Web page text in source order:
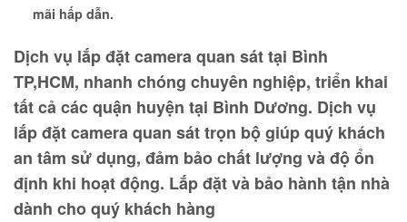
mãi hấp dẫn.
Dịch vụ lắp đặt camera quan sát tại Bình
TP,HCM, nhanh chóng chuyên nghiệp, triển khai
tất cả các quận huyện tại Bình Dương. Dịch vụ
lắp đặt camera quan sát trọn bộ giúp quý khách
an tâm sử dụng, đảm bảo chất lượng và độ ổn
định khi hoạt động. Lắp đặt và bảo hành tận nhà
dành cho quý khách hàng